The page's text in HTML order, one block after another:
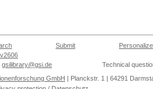
Submit
Personalize
gsilibrary@gsi.de
Technical
GmbH | Planckstr. 1 | 64291